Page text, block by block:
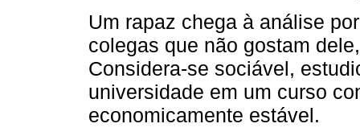
Um rapaz chega à análise
colegas que não gostam
Considera-se sociável,
universidade em um curso
economicamente estável.